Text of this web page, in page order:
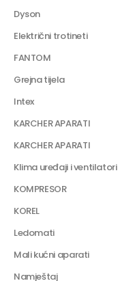
Dyson
Električni trotineti
FANTOM
Grejna tijela
Intex
KARCHER APARATI
KARCHER APARATI
Klima uređaji i ventilatori
KOMPRESOR
KOREL
Ledomati
Mali kućni aparati
Namještaj